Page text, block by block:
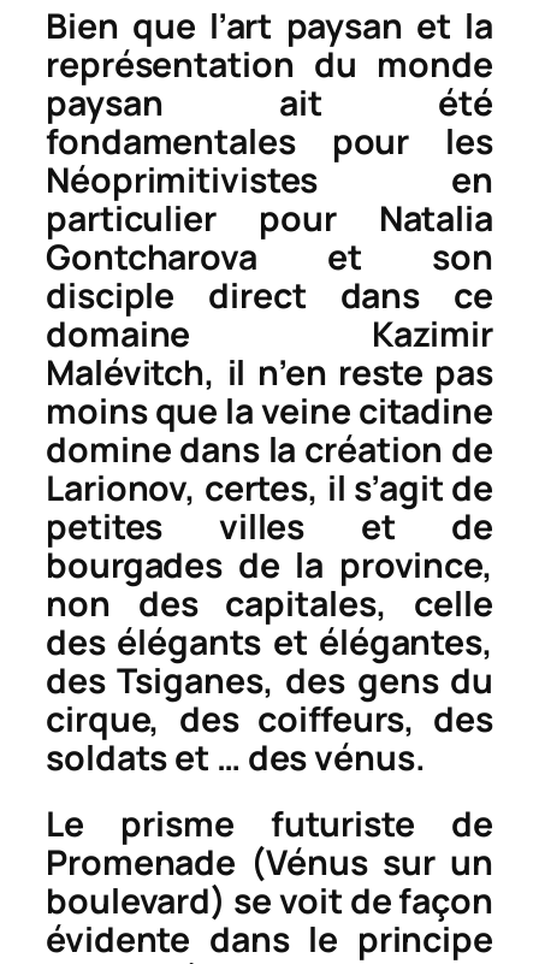
Bien que l’art paysan et la
représentation du monde
paysan ait été
fondamentales pour les
Néoprimitivistes en
particulier pour Natalia
Gontcharova et son
disciple direct dans ce
domaine Kazimir
Malévitch, il n’en reste pas
moins que la veine citadine
domine dans la création de
Larionov, certes, il s’agit de
petites villes et de
bourgades de la province,
non des capitales, celle
des élégants et élégantes,
des Tsiganes, des gens du
cirque, des coiffeurs, des
soldats et … des vénus.
Le prisme futuriste de
Promenade (Vénus sur un
boulevard) se voit de façon
évidente dans le principe